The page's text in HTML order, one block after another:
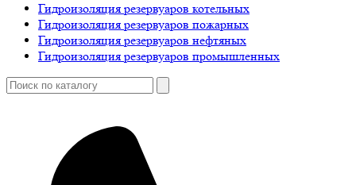
Гидроизоляция резервуаров котельных
Гидроизоляция резервуаров пожарных
Гидроизоляция резервуаров нефтяных
Гидроизоляция резервуаров промышленных